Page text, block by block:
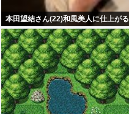
本田望結さん(22)和風美人に仕上がる